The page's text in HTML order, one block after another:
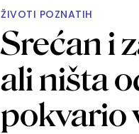
ŽIVOTI POZNATIH
Srećan i
ali ništa
pokvario